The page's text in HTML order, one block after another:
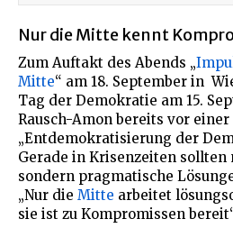
Nur die Mitte kennt
Zum Auftakt des Abends „
Mitte“ am 18. September in
Tag der Demokratie am 15.
Rausch-Amon bereits vor einer
„Entdemokratisierung der
Gerade in Krisenzeiten
sondern pragmatische
„Nur die Mitte arbeitet
sie ist zu Kompromissen